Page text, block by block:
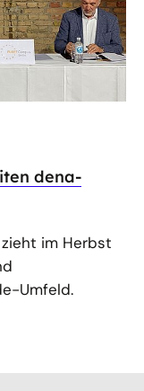
dena-
im Herbst
Umfeld.